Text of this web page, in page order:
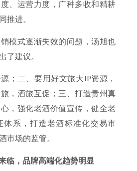
、运营力度，广种多收和精耕
推进。
模式逐渐失效的问题，汤旭也
了建议。
；二、要用好文旅大IP资源，
，酒旅互促；三、打造贵州真
，强化老酒价值宣传，健全老
体系，打造老酒标准化交易市
市场的监管。
临，品牌高端化趋势明显